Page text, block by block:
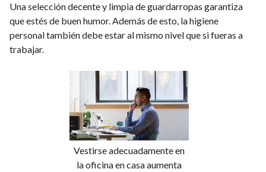
Una selección decente y limpia de guardarropas garantiza
que estés de buen humor. Además de esto, la higiene
personal también debe estar al mismo nivel que si fueras a
trabajar.
Vestirse adecuadamente en
la oficina en casa aumenta